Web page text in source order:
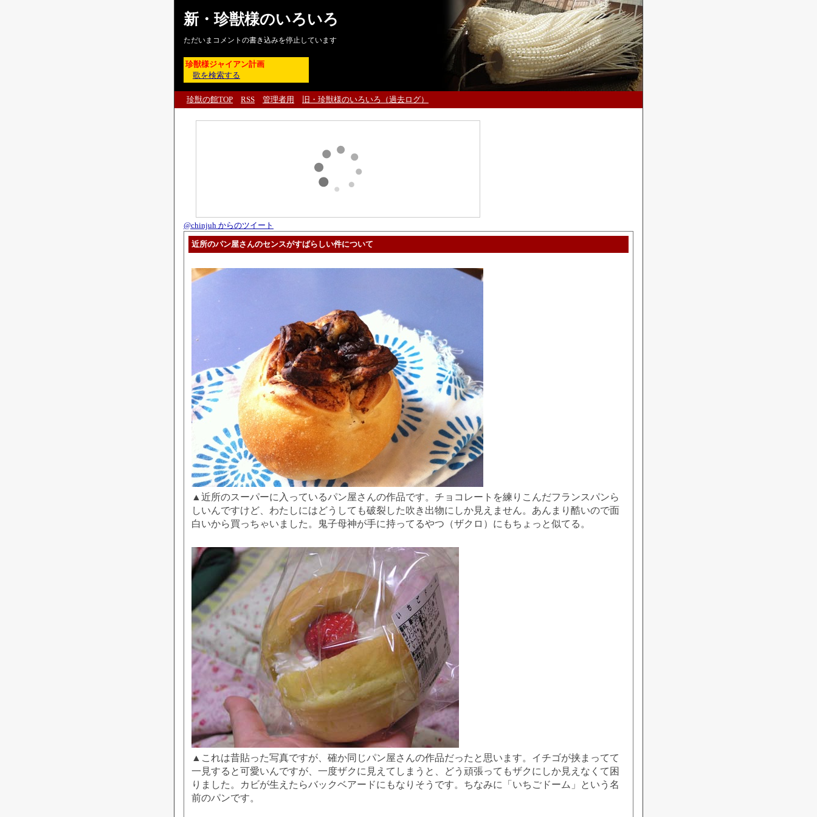
新・珍獣様のいろいろ
ただいまコメントの書き込みを停止しています
珍獣様ジャイアン計画
歌を検索する
珍獣の館TOP RSS 管理者用 旧・珍獣様のいろいろ（過去ログ）
@chinjuh からのツイート
近所のパン屋さんのセンスがすばらしい件について
▲近所のスーパーに入っているパン屋さんの作品です。チョコレートを練りこんだフランスパンら
しいんですけど、わたしにはどうしても破裂した吹き出物にしか見えません。あんまり酷いので面
白いから買っちゃいました。鬼子母神が手に持ってるやつ（ザクロ）にもちょっと似てる。
▲これは昔貼った写真ですが、確か同じパン屋さんの作品だったと思います。イチゴが挟まってて
一見すると可愛いんですが、一度ザクに見えてしまうと、どう頑張ってもザクにしか見えなくて困
りました。カビが生えたらバックベアードにもなりそうです。ちなみに「いちごドーム」という名
前のパンです。